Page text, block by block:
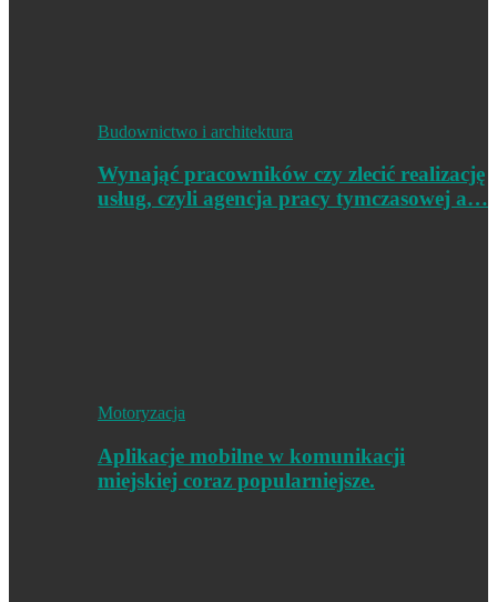
Budownictwo i architektura
Wynająć pracowników czy zlecić realizację
usług, czyli agencja pracy tymczasowej a…
Motoryzacja
Aplikacje mobilne w komunikacji
miejskiej coraz popularniejsze.